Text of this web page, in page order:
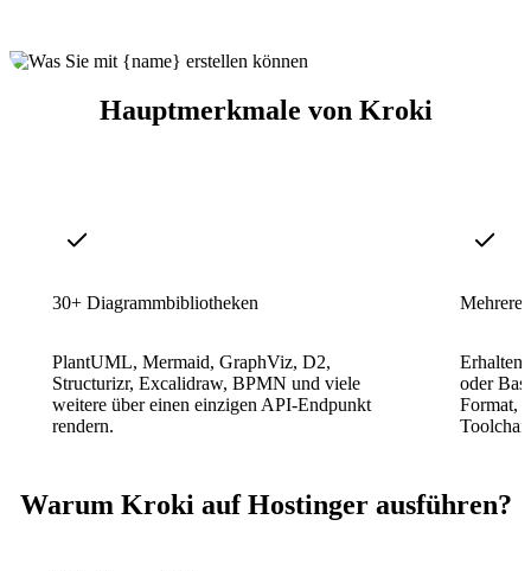
Hauptmerkmale von Kroki
30+ Diagrammbibliotheken
PlantUML, Mermaid, GraphViz, D2,
Structurizr, Excalidraw, BPMN und viele
weitere über einen einzigen API-Endpunkt
rendern.
Mehrere
Erhalten
oder
Format,
Warum Kroki auf Hostinger ausführen?